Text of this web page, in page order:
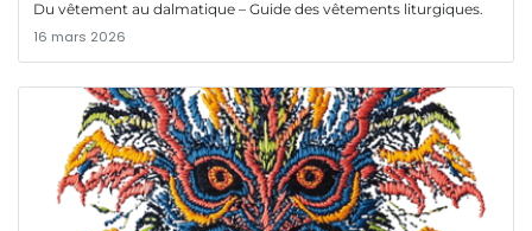
Du vêtement au dalmatique – Guide des vêtements liturgiques.
16 mars 2026